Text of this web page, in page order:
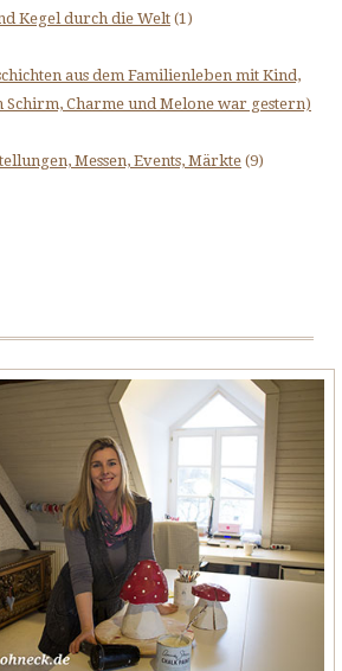
Kegel durch die Welt (1)
aus dem Familienleben mit Kind,
Schirm, Charme und Melone war gestern)
Messen, Events, Märkte (9)